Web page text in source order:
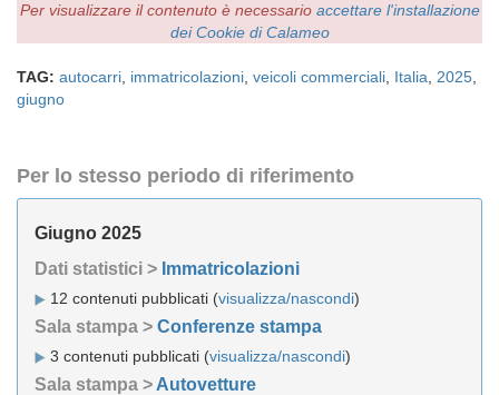
Per visualizzare il contenuto è necessario accettare l'installazione
dei Cookie di Calameo
TAG: autocarri immatricolazioni veicoli commerciali Italia 2025
giugno
Per lo stesso periodo di riferimento
Giugno 2025
Dati statistici > Immatricolazioni
12 contenuti pubblicati (visualizza/nascondi)
Sala stampa > Conferenze stampa
3 contenuti pubblicati (visualizza/nascondi)
Sala stampa > Autovetture